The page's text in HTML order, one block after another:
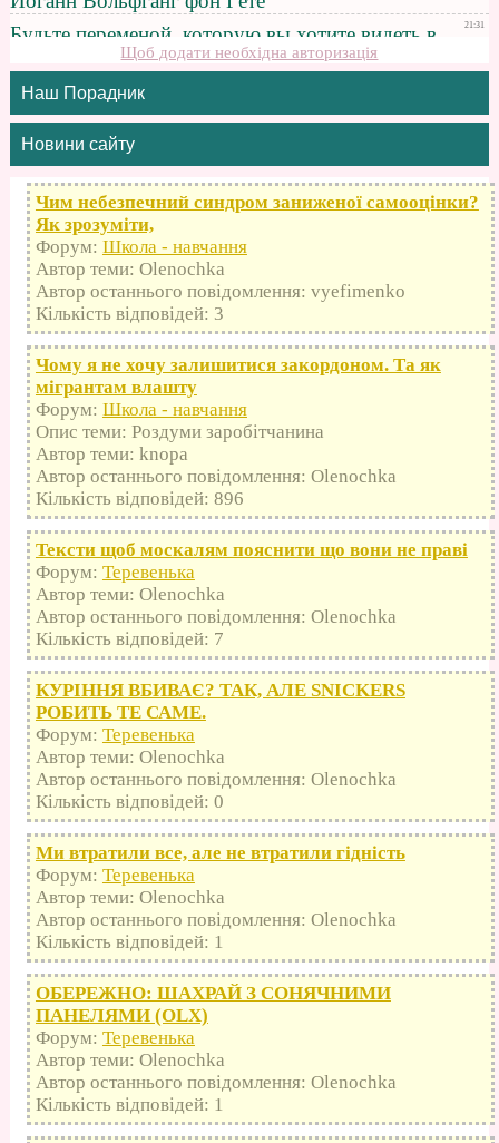
Щоб додати необхідна авторизація
Наш Порадник
Новини сайту
Чим небезпечний синдром заниженої самооцінки?
Як зрозуміти,
Форум: Школа - навчання
Автор теми: Olenochka
Автор останнього повідомлення: vyefimenko
Кількість відповідей: 3
Чому я не хочу залишитися закордоном. Та як
мігрантам влашту
Форум: Школа - навчання
Опис теми: Роздуми заробітчанина
Автор теми: knopa
Автор останнього повідомлення: Olenochka
Кількість відповідей: 896
Тексти щоб москалям пояснити що вони не праві
Форум: Теревенька
Автор теми: Olenochka
Автор останнього повідомлення: Olenochka
Кількість відповідей: 7
КУРІННЯ ВБИВАЄ? ТАК, АЛЕ SNICKERS
РОБИТЬ ТЕ САМЕ.
Форум: Теревенька
Автор теми: Olenochka
Автор останнього повідомлення: Olenochka
Кількість відповідей: 0
Ми втратили все, але не втратили гідність
Форум: Теревенька
Автор теми: Olenochka
Автор останнього повідомлення: Olenochka
Кількість відповідей: 1
ОБЕРЕЖНО: ШАХРАЙ З СОНЯЧНИМИ
ПАНЕЛЯМИ (OLX)
Форум: Теревенька
Автор теми: Olenochka
Автор останнього повідомлення: Olenochka
Кількість відповідей: 1